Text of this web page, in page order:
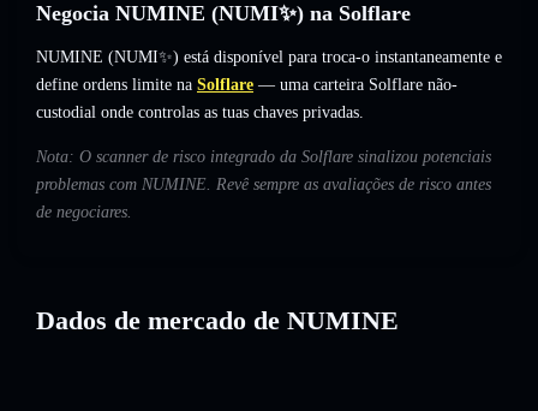
Negocia NUMINE (NUMI✨) na Solflare
NUMINE (NUMI✨) está disponível para troca-o instantaneamente e
define ordens limite na Solflare — uma carteira Solflare não-
custodial onde controlas as tuas chaves privadas.
Nota: O scanner de risco integrado da Solflare sinalizou potenciais
problemas com NUMINE. Revê sempre as avaliações de risco antes
de negociares.
Dados de mercado de NUMINE